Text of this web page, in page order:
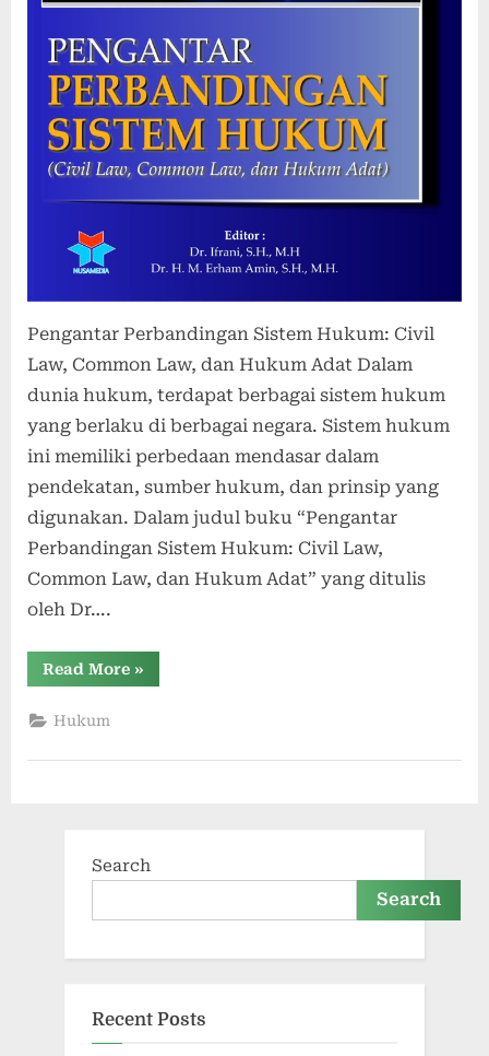
Pengantar Perbandingan Sistem Hukum: Civil
Law, Common Law, dan Hukum Adat Dalam
dunia hukum, terdapat berbagai sistem hukum
yang berlaku di berbagai negara. Sistem hukum
ini memiliki perbedaan mendasar dalam
pendekatan, sumber hukum, dan prinsip yang
digunakan. Dalam judul buku “Pengantar
Perbandingan Sistem Hukum: Civil Law,
Common Law, dan Hukum Adat” yang ditulis
oleh Dr….
Read More“Pengantar
Perbandingan
Common
»
Hukum
Search
Search
Recent Posts